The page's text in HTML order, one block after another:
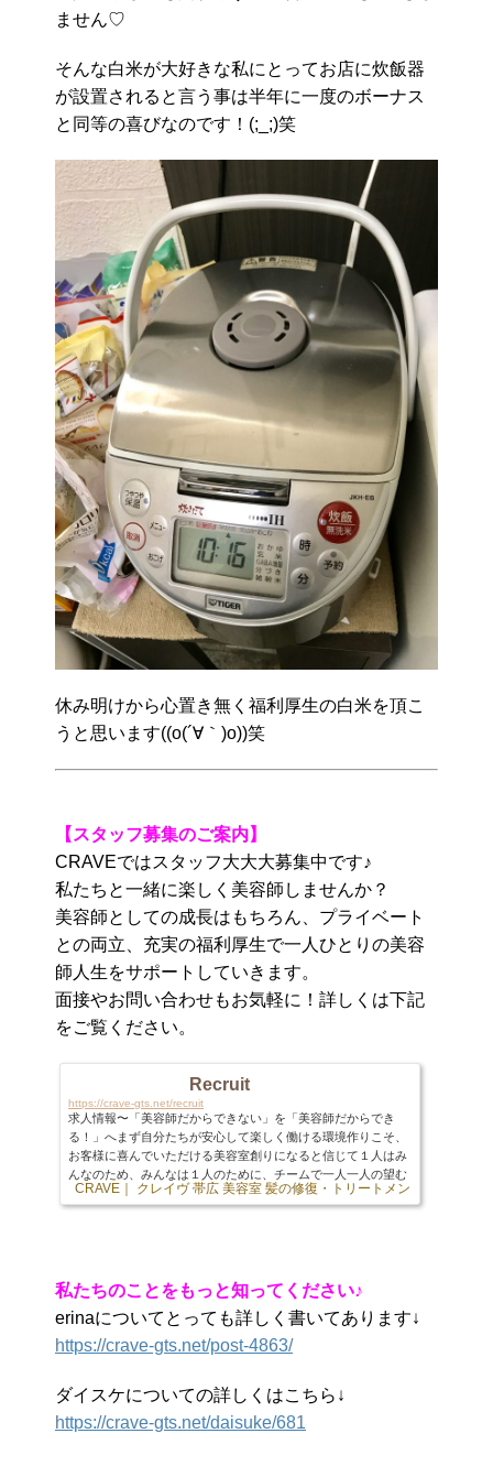
ません♡
そんな白米が大好きな私にとってお店に炊飯器
が設置されると言う事は半年に一度のボーナス
と同等の喜びなのです！(;_;)笑
休み明けから心置き無く福利厚生の白米を頂こ
うと思います((o(´∀｀)o))笑
【スタッフ募集のご案内】
CRAVEではスタッフ大大大募集中です♪
私たちと一緒に楽しく美容師しませんか？
美容師としての成長はもちろん、プライベート
との両立、充実の福利厚生で一人ひとりの美容
師人生をサポートしていきます。
面接やお問い合わせもお気軽に！詳しくは下記
をご覧ください。
Recruit
https://crave-gts.net/recruit
求人情報〜「美容師だからできない」を「美容師だからでき
る！」へまず自分たちが安心して楽しく働ける環境作りこそ、
お客様に喜んでいただける美容室創りになると信じて１人はみ
んなのため、みんなは１人のために、チームで一人一人の望む
働き方を実現していきます。これまでに、今現在、このように
感じたことはありませんか？・プライベートの時間が全然とれ
CRAVE｜ クレイヴ 帯広 美容室 髪の修復・トリートメント専門店
私たちのことをもっと知ってください♪
erinaについてとっても詳しく書いてあります↓
https://crave-gts.net/post-4863/
ダイスケについての詳しくはこちら↓
https://crave-gts.net/daisuke/681